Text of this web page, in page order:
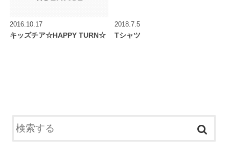
2016.10.17
キッズチア☆HAPPY TURN☆
2018.7.5
Tシャツ